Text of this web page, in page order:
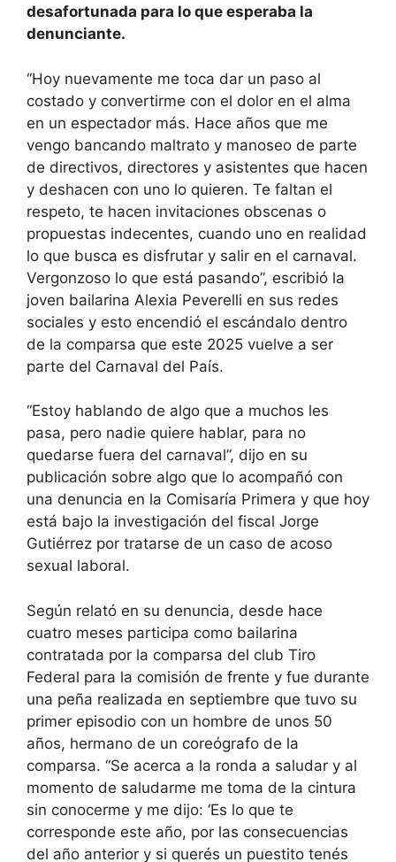
desafortunada para lo que esperaba la
denunciante.
“Hoy nuevamente me toca dar un paso al
costado y convertirme con el dolor en el alma
en un espectador más. Hace años que me
vengo bancando maltrato y manoseo de parte
de directivos, directores y asistentes que hacen
y deshacen con uno lo quieren. Te faltan el
respeto, te hacen invitaciones obscenas o
propuestas indecentes, cuando uno en realidad
lo que busca es disfrutar y salir en el carnaval.
Vergonzoso lo que está pasando”, escribió la
joven bailarina Alexia Peverelli en sus redes
sociales y esto encendió el escándalo dentro
de la comparsa que este 2025 vuelve a ser
parte del Carnaval del País.
“Estoy hablando de algo que a muchos les
pasa, pero nadie quiere hablar, para no
quedarse fuera del carnaval”, dijo en su
publicación sobre algo que lo acompañó con
una denuncia en la Comisaría Primera y que hoy
está bajo la investigación del fiscal Jorge
Gutiérrez por tratarse de un caso de acoso
sexual laboral.
Según relató en su denuncia, desde hace
cuatro meses participa como bailarina
contratada por la comparsa del club Tiro
Federal para la comisión de frente y fue durante
una peña realizada en septiembre que tuvo su
primer episodio con un hombre de unos 50
años, hermano de un coreógrafo de la
comparsa. “Se acerca a la ronda a saludar y al
momento de saludarme me toma de la cintura
sin conocerme y me dijo: ‘Es lo que te
corresponde este año, por las consecuencias
del año anterior y si querés un puestito tenés